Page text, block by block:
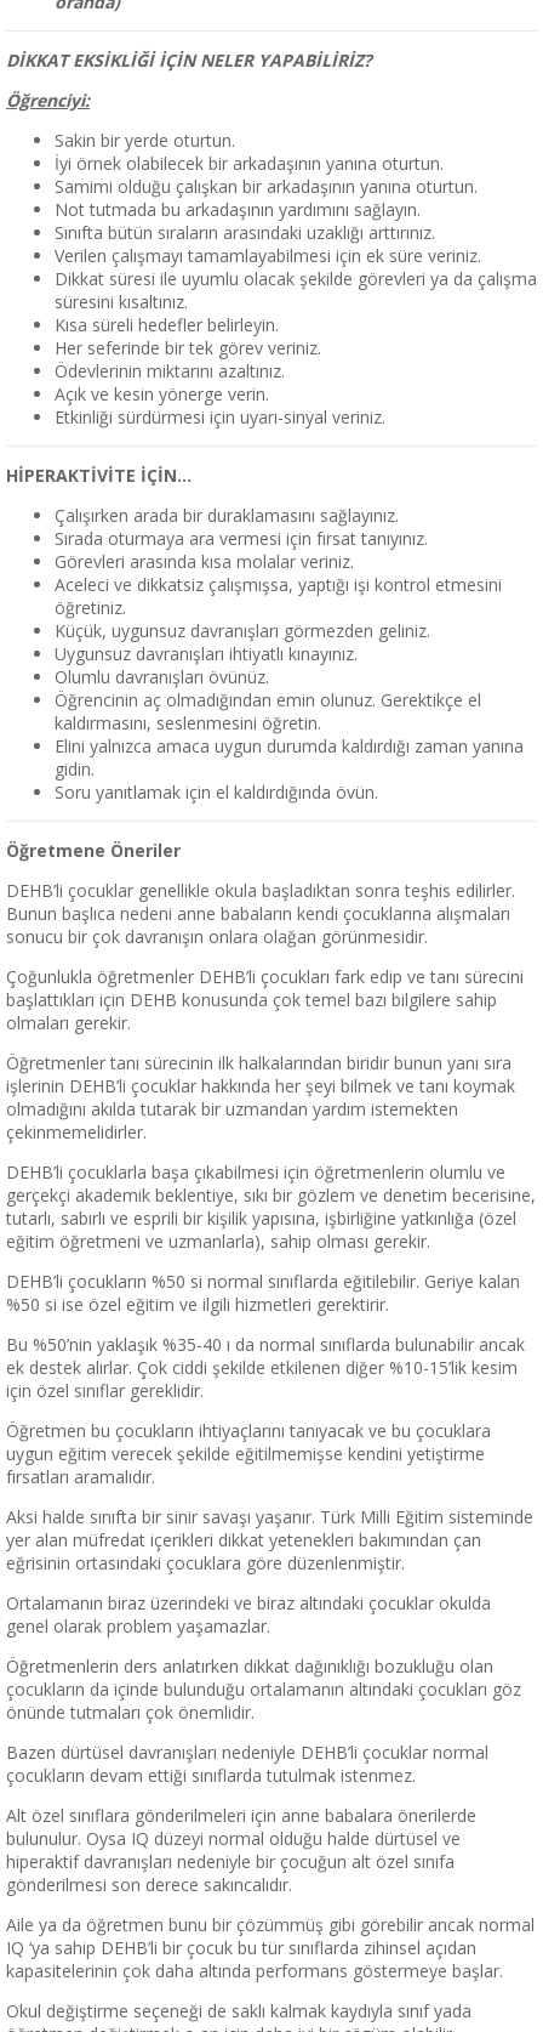
DİKKAT EKSİKLİĞİ İÇİN NELER YAPABİLİRİZ?
Öğrenciyi:
Sakin bir yerde oturtun.
İyi örnek olabilecek bir arkadaşının yanına oturtun.
Samimi olduğu çalışkan bir arkadaşının yanına oturtun.
Not tutmada bu arkadaşının yardımını sağlayın.
Sınıfta bütün sıraların arasındaki uzaklığı arttırınız.
Verilen çalışmayı tamamlayabilmesi için ek süre veriniz.
Dikkat süresi ile uyumlu olacak şekilde görevleri ya da çalışma
süresini kısaltınız.
Kısa süreli hedefler belirleyin.
Her seferinde bir tek görev veriniz.
Ödevlerinin miktarını azaltınız.
Açık ve kesin yönerge verin.
Etkinliği sürdürmesi için uyarı-sinyal veriniz.
HİPERAKTİVİTE İÇİN…
Çalışırken arada bir duraklamasını sağlayınız.
Sırada oturmaya ara vermesi için fırsat tanıyınız.
Görevleri arasında kısa molalar veriniz.
Aceleci ve dikkatsiz çalışmışsa, yaptığı işi kontrol etmesini
öğretiniz.
Küçük, uygunsuz davranışları görmezden geliniz.
Uygunsuz davranışları ihtiyatlı kınayınız.
Olumlu davranışları övünüz.
Öğrencinin aç olmadığından emin olunuz. Gerektikçe el
kaldırmasını, seslenmesini öğretin.
Elini yalnızca amaca uygun durumda kaldırdığı zaman yanına
gidin.
Soru yanıtlamak için el kaldırdığında övün.
Öğretmene Öneriler
DEHB’li çocuklar genellikle okula başladıktan sonra teşhis edilirler.
Bunun başlıca nedeni anne babaların kendi çocuklarına alışmaları
sonucu bir çok davranışın onlara olağan görünmesidir.
Çoğunlukla öğretmenler DEHB’li çocukları fark edip ve tanı sürecini
başlattıkları için DEHB konusunda çok temel bazı bilgilere sahip
olmaları gerekir.
Öğretmenler tanı sürecinin ilk halkalarından biridir bunun yanı sıra
işlerinin DEHB’li çocuklar hakkında her şeyi bilmek ve tanı koymak
olmadığını akılda tutarak bir uzmandan yardım istemekten
çekinmemelidirler.
DEHB’li çocuklarla başa çıkabilmesi için öğretmenlerin olumlu ve
gerçekçi akademik beklentiye, sıkı bir gözlem ve denetim becerisine,
tutarlı, sabırlı ve esprili bir kişilik yapısına, işbirliğine yatkınlığa (özel
eğitim öğretmeni ve uzmanlarla), sahip olması gerekir.
DEHB’li çocukların %50 si normal sınıflarda eğitilebilir. Geriye kalan
%50 si ise özel eğitim ve ilgili hizmetleri gerektirir.
Bu %50’nin yaklaşık %35-40 ı da normal sınıflarda bulunabilir ancak
ek destek alırlar. Çok ciddi şekilde etkilenen diğer %10-15’lik kesim
için özel sınıflar gereklidir.
Öğretmen bu çocukların ihtiyaçlarını tanıyacak ve bu çocuklara
uygun eğitim verecek şekilde eğitilmemişse kendini yetiştirme
fırsatları aramalıdır.
Aksi halde sınıfta bir sinir savaşı yaşanır. Türk Milli Eğitim sisteminde
yer alan müfredat içerikleri dikkat yetenekleri bakımından çan
eğrisinin ortasındaki çocuklara göre düzenlenmiştir.
Ortalamanın biraz üzerindeki ve biraz altındaki çocuklar okulda
genel olarak problem yaşamazlar.
Öğretmenlerin ders anlatırken dikkat dağınıklığı bozukluğu olan
çocukların da içinde bulunduğu ortalamanın altındaki çocukları göz
önünde tutmaları çok önemlidir.
Bazen dürtüsel davranışları nedeniyle DEHB’li çocuklar normal
çocukların devam ettiği sınıflarda tutulmak istenmez.
Alt özel sınıflara gönderilmeleri için anne babalara önerilerde
bulunulur. Oysa IQ düzeyi normal olduğu halde dürtüsel ve
hiperaktif davranışları nedeniyle bir çocuğun alt özel sınıfa
gönderilmesi son derece sakıncalıdır.
Aile ya da öğretmen bunu bir çözümmüş gibi görebilir ancak normal
IQ ‘ya sahip DEHB’li bir çocuk bu tür sınıflarda zihinsel açıdan
kapasitelerinin çok daha altında performans göstermeye başlar.
Okul değiştirme seçeneği de saklı kalmak kaydıyla sınıf yada